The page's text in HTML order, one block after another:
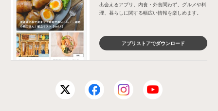
出会えるアプリ。内食・外食問わず、グルメや料
理、暮らしに関する幅広い情報を楽しめます。
アプリストアでダウンロード